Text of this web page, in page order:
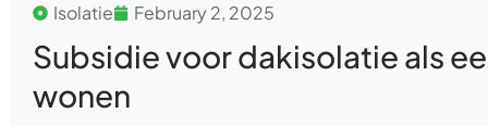
Isolatie February 2, 2025
Subsidie voor dakisolatie als
wonen